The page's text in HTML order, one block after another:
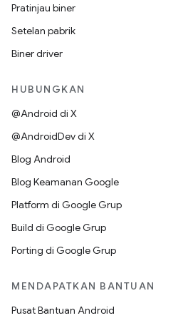
Pratinjau biner
Setelan pabrik
Biner driver
HUBUNGKAN
@Android di X
@AndroidDev di X
Blog Android
Blog Keamanan Google
Platform di Google Grup
Build di Google Grup
Porting di Google Grup
MENDAPATKAN BANTUAN
Pusat Bantuan Android